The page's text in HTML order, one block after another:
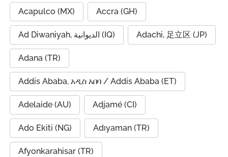
Acapulco (MX) Accra (GH)
Ad Diwaniyah, الديوانية (IQ) Adachi, 足立区 (JP)
Adana (TR)
Addis Ababa, አዲስ አበባ / Addis Ababa (ET)
Adelaide (AU) Adjamé (CI)
Ado Ekiti (NG) Adıyaman (TR)
Afyonkarahisar (TR)